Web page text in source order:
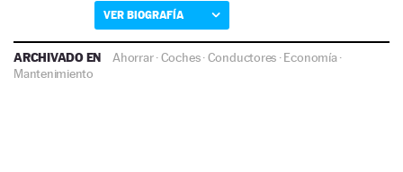
VER BIOGRAFÍA
ARCHIVADO EN Ahorrar·Coches·Conductores ·Economía·
Mantenimiento